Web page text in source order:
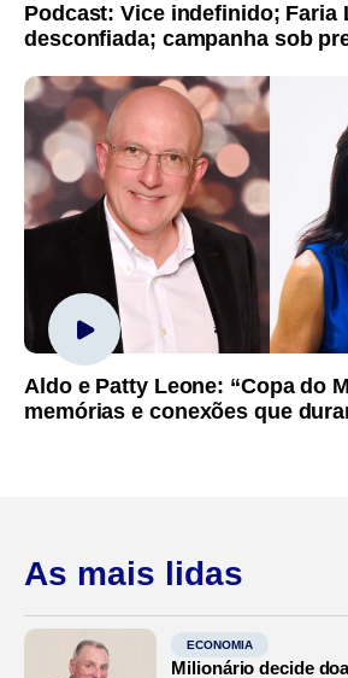
Podcast: Vice indefinido; Faria
desconfiada; campanha sob
Aldo e Patty Leone: “Copa do
memórias e conexões que
As mais lidas
ECONOMIA
Milionário decide